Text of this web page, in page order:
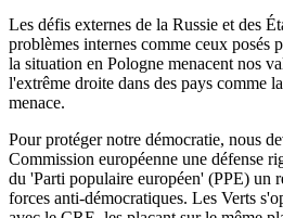
Les défis externes de la Russie et des
problèmes internes comme ceux posés
la situation en Pologne menacent nos
l'extrême droite dans des pays comme
menace.
Pour protéger notre démocratie, nous
Commission européenne une défense
du 'Parti populaire européen' (PPE) un
forces anti-démocratiques. Les Verts